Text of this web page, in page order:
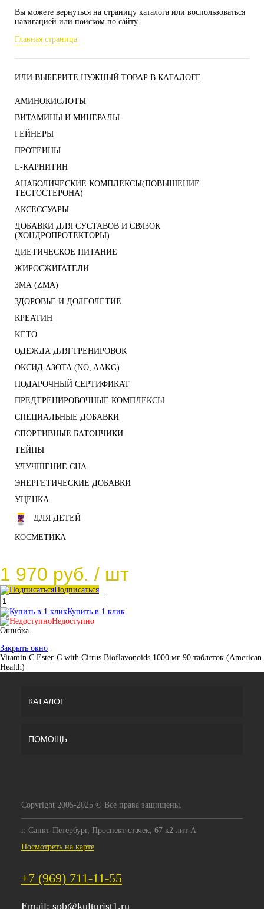
Вы можете вернуться на страницу каталога или воспользоваться
навигацией или поиском по сайту.
Главная страница
ИЛИ ВЫБЕРИТЕ НУЖНЫЙ ТОВАР В КАТАЛОГЕ.
АМИНОКИСЛОТЫ
ВИТАМИНЫ И МИНЕРАЛЫ
ГЕЙНЕРЫ
ПРОТЕИНЫ
L-КАРНИТИН
АНАБОЛИЧЕСКИЕ КОМПЛЕКСЫ(ПОВЫШЕНИЕ
ТЕСТОСТЕРОНА)
АКСЕССУАРЫ
ДОБАВКИ ДЛЯ СУСТАВОВ И СВЯЗОК
(ХОНДРОПРОТЕКТОРЫ)
ДИЕТИЧЕСКОЕ ПИТАНИЕ
ЖИРОСЖИГАТЕЛИ
ЗМА (ZMA)
ЗДОРОВЬЕ И ДОЛГОЛЕТИЕ
КРЕАТИН
KETO
ОДЕЖДА ДЛЯ ТРЕНИРОВОК
ОКСИД АЗОТА (NO, AAKG)
ПОДАРОЧНЫЙ СЕРТИФИКАТ
ПРЕДТРЕНИРОВОЧНЫЕ КОМПЛЕКСЫ
СПЕЦИАЛЬНЫЕ ДОБАВКИ
СПОРТИВНЫЕ БАТОНЧИКИ
ТЕЙПЫ
УЛУЧШЕНИЕ СНА
ЭНЕРГЕТИЧЕСКИЕ ДОБАВКИ
УЦЕНКА
ДЛЯ ДЕТЕЙ
КОСМЕТИКА
1 970 руб. / шт
Подписаться
Купить в 1 клик
Недоступно
Ошибка
Закрыть окно
Vitamin C Ester-C with Citrus Bioflavonoids 1000 мг 90 таблеток (American
Health)
КАТАЛОГ
ПОМОЩЬ
Copyright 2005-2025 © Все права защищены.
г. Санкт-Петербург, Проспект стачек, 67 к2 лит А
Посмотреть на карте
+7 (969) 711-11-55
Email: spb@kulturist1.ru